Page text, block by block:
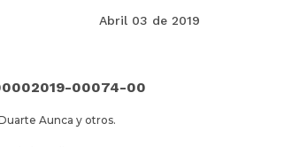
de 2019
00074-00
Aunca y otros.